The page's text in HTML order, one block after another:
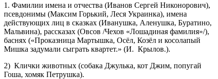
1. Фамилии имена и отчества (Иванов Сергей Никонорович),
псевдонимы (Максим Горький, Леся Украинка), имена
действующих лиц в сказках (Иванушка, Аленушка, Буратино,
Мальвина), рассказах (Овсов /Чехов «Лошадиная фамилия»/),
баснях («Проказница Мартышка, Осёл, Козёл и косолапый
Мишка задумали сыграть квартет.» (И. Крылов.).
2) Клички животных (собака Джулька, кот Джим, попугай
Гоша, хомяк Петрушка).